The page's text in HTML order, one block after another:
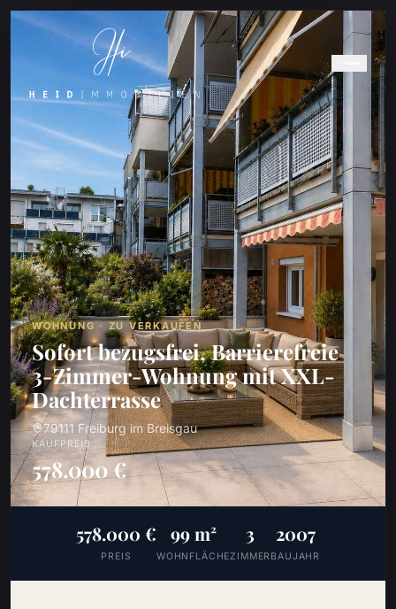
WOHNUNG · ZU VERKAUFEN
Sofort bezugsfrei, Barrierefreie
3-Zimmer-Wohnung mit XXL-
Dachterrasse
79111 Freiburg im Breisgau
KAUFPREIS
578.000 €
578.000 €
PREIS
99 m²
WOHNFLÄCHE
3
ZIMMER
2007
BAUJAHR